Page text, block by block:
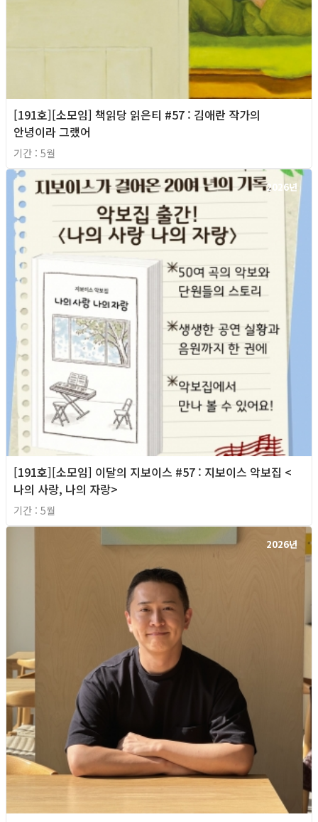
[191호][소모임] 책읽당 읽은티 #57 : 김애란 작가의
안녕이라 그랬어
기간 : 5월
2026년
[191호][소모임] 이달의 지보이스 #57 : 지보이스 악보집 <
나의 사랑, 나의 자랑>
기간 : 5월
2026년